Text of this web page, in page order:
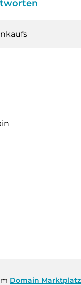
Domain Marktplatz